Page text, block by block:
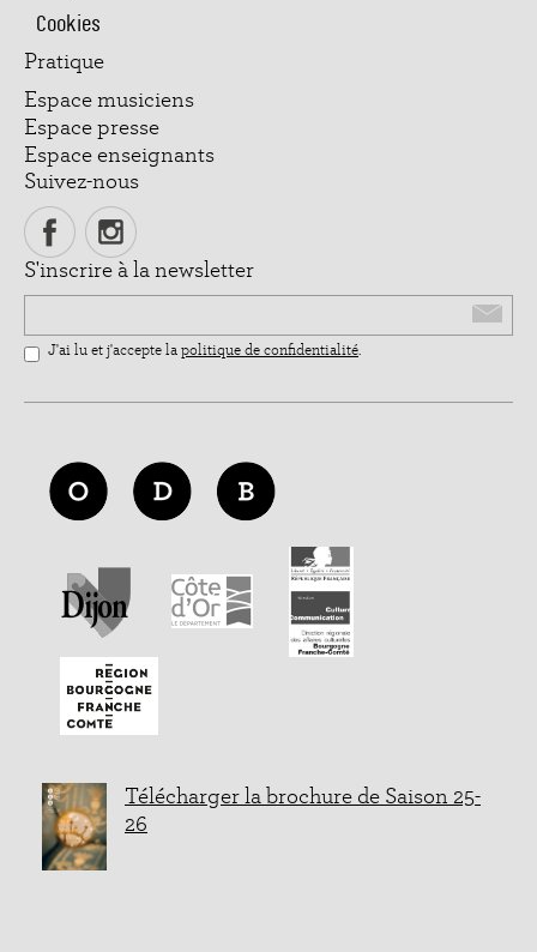
Cookies
Pratique
Espace musiciens
Espace presse
Espace enseignants
Suivez-nous
S'inscrire à la newsletter
J'ai lu et j'accepte la politique de confidentialité.
Télécharger la brochure de Saison 25-
26